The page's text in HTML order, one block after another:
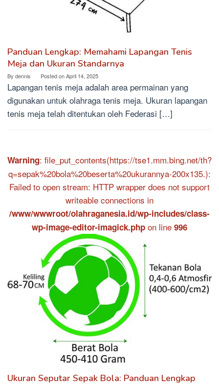
Panduan Lengkap: Memahami Lapangan Tenis
Meja dan Ukuran Standarnya
By dennis Posted onApril 14, 2025
Lapangan tenis meja adalah area permainan yang
digunakan untuk olahraga tenis meja. Ukuran lapangan
tenis meja telah ditentukan oleh Federasi […]
Warning: file_put_contents(https://tse1.mm.bing.net/th?
q=sepak%20bola%20beserta%20ukurannya-200x135.):
Failed to open stream: HTTP wrapper does not support
writeable connections in
/www/wwwroot/olahraganesia.id/wp-includes/class-
wp-image-editor-imagick.php on line 996
Ukuran Seputar Sepak Bola: Panduan Lengkap